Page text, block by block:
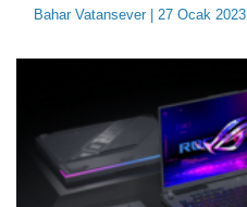
Bahar Vatansever| 27 Ocak 2023